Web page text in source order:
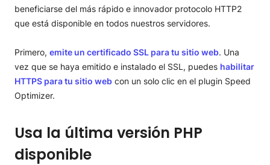
beneficiarse del más rápido e innovador protocolo HTTP2
que está disponible en todos nuestros servidores.
Primero, emite un certificado SSL para tu sitio web. Una
vez que se haya emitido e instalado el SSL, puedes habilitar
HTTPS para tu sitio web con un solo clic en el plugin Speed
Optimizer.
Usa la última versión PHP
disponible